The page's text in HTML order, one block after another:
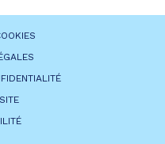
Linkedin